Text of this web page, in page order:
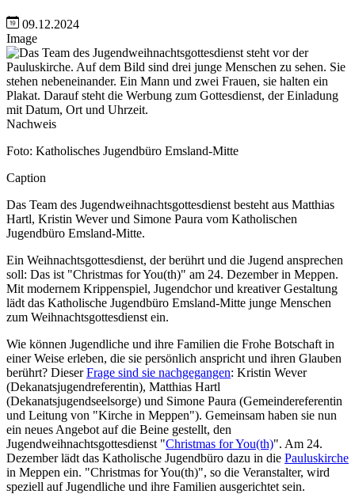
09.12.2024
Image
Nachweis
Foto: Katholisches Jugendbüro Emsland-Mitte
Caption
Das Team des Jugendweihnachtsgottesdienst besteht aus Matthias
Hartl, Kristin Wever und Simone Paura vom Katholischen
Jugendbüro Emsland-Mitte.
Ein Weihnachtsgottesdienst, der berührt und die Jugend ansprechen
soll: Das ist "Christmas for You(th)" am 24. Dezember in Meppen.
Mit modernem Krippenspiel, Jugendchor und kreativer Gestaltung
lädt das Katholische Jugendbüro Emsland-Mitte junge Menschen
zum Weihnachtsgottesdienst ein.
Wie können Jugendliche und ihre Familien die Frohe Botschaft in
einer Weise erleben, die sie persönlich anspricht und ihren Glauben
berührt? DieserFrage sind sie nachgegangen: Kristin Wever
(Dekanatsjugendreferentin), Matthias Hartl
(Dekanatsjugendseelsorge) und Simone Paura (Gemeindereferentin
und Leitung von "Kirche in Meppen"). Gemeinsam haben sie nun
ein neues Angebot auf die Beine gestellt, den
Jugendweihnachtsgottesdienst "Christmas for You(th)". Am 24.
Dezember lädt das Katholische Jugendbüro dazu in die Pauluskirche
in Meppen ein. "Christmas for You(th)", so die Veranstalter, wird
speziell auf Jugendliche und ihre Familien ausgerichtet sein.